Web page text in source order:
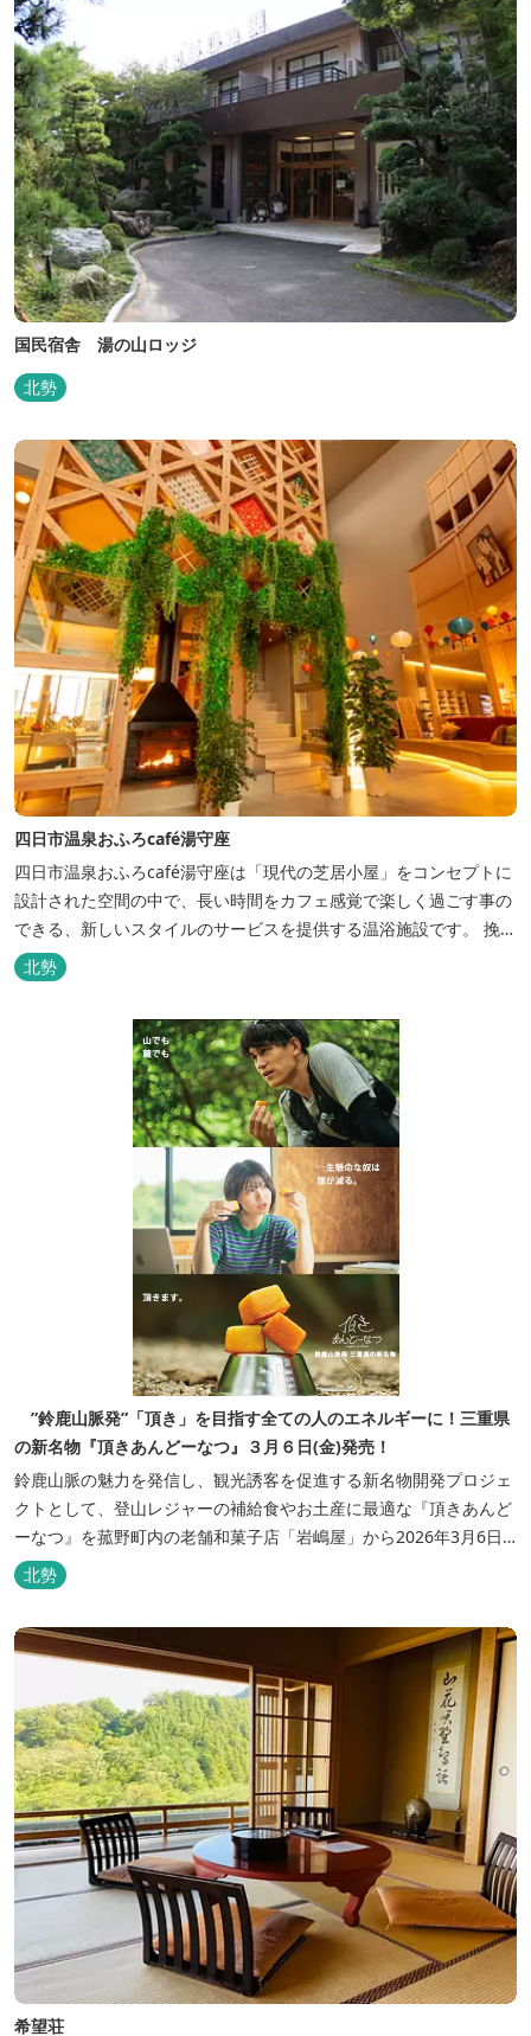
国民宿舎 湯の山ロッジ
北勢
四日市温泉おふろcafé湯守座
四日市温泉おふろcafé湯守座は「現代の芝居小屋」をコンセプトに
設計された空間の中で、長い時間をカフェ感覚で楽しく過ごす事の
できる、新しいスタイルのサービスを提供する温浴施設です。 挽き
たてコーヒーやコミック、雑誌、マッサージチェア、Wi-Fiを無料
でご利用いただけます。
北勢
”鈴鹿山脈発”「頂き」を目指す全ての人のエネルギーに！三重県
の新名物『頂きあんどーなつ』３月６日(金)発売！
鈴鹿山脈の魅力を発信し、観光誘客を促進する新名物開発プロジェ
クトとして、登山レジャーの補給食やお土産に最適な『頂きあんど
ーなつ』を菰野町内の老舗和菓子店「岩嶋屋」から2026年3月6日
（金）より販売を開始いたしました。 ■商品コンセプト：自分だけ
の「頂き」を目指す人を応援 「山に登る目的が人それぞれであるよ
うに、仕事や人生の目標（頂き）も人それぞれ。どんな『頂き』を
目指す人も、頑...
北勢
希望荘